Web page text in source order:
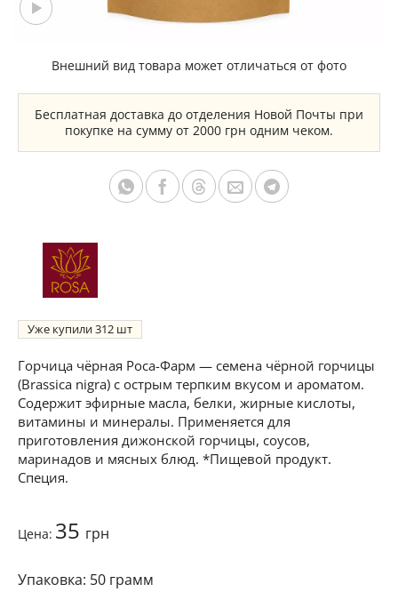
Внешний вид товара может отличаться от фото
Бесплатная доставка до отделения Новой Почты при
покупке на сумму от 2000 грн одним чеком.
Уже купили312
Горчица чёрная Роса-Фарм — семена чёрной горчицы
(Brassica nigra) с острым терпким вкусом и ароматом.
Содержит эфирные масла, белки, жирные кислоты,
витамины и минералы. Применяется для
приготовления дижонской горчицы, соусов,
маринадов и мясных блюд. *Пищевой продукт.
Специя.
Цена: 35 грн
50 грамм